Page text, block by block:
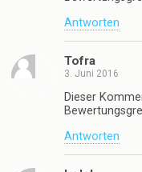
Antworten
Tofra
3. Juni 2016
Dieser
Antworten